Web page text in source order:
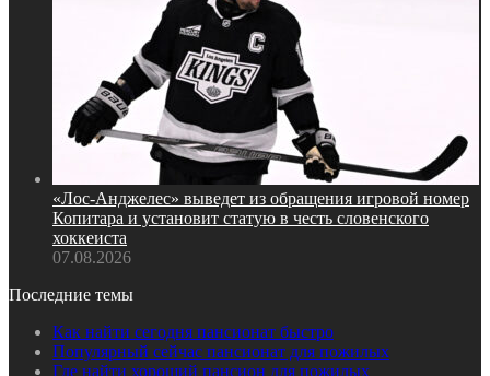
«Лос‑Анджелес» выведет из обращения игровой номер
Копитара и установит статую в честь словенского
хоккеиста
07.08.2026
Последние темы
Как найти сегодня пансионат быстро
Популярный сейчас пансионат для пожилых
Где найти хороший пансион для пожилых